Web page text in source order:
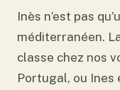
Inès n’est pas
méditerranéen.
classe chez nos
Portugal, ou Ines